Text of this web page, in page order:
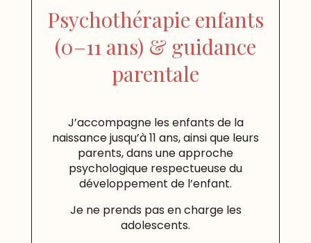
Psychothérapie enfants
(0–11 ans) & guidance
parentale
J’accompagne les enfants de la
naissance jusqu’à 11 ans, ainsi que leurs
parents, dans une approche
psychologique respectueuse du
développement de l’enfant.
Je ne prends pas en charge les
adolescents.